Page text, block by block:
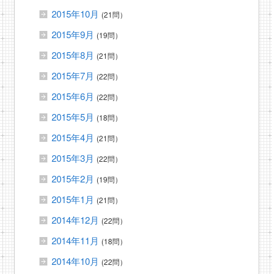
2015年10月 (21問）
2015年9月 (19問）
2015年8月 (21問）
2015年7月 (22問）
2015年6月 (22問）
2015年5月 (18問）
2015年4月 (21問）
2015年3月 (22問）
2015年2月 (19問）
2015年1月 (21問）
2014年12月 (22問）
2014年11月 (18問）
2014年10月 (22問）